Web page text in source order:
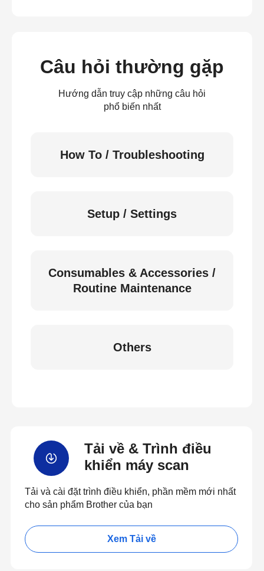
Câu hỏi thường gặp
Hướng dẫn truy cập những câu hỏi
phổ biến nhất
How To / Troubleshooting
Setup / Settings
Consumables & Accessories /
Routine Maintenance
Others
Tải về & Trình điều
khiển máy scan
Tải và cài đặt trình điều khiển, phần mềm mới nhất
cho sản phẩm Brother của bạn
Xem Tải về